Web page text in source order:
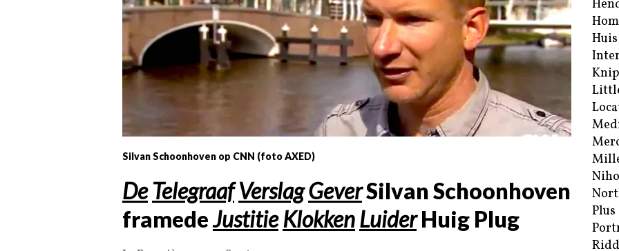
Silvan Schoonhoven op CNN (foto AXED)
De Telegraaf VerslagGeverSilvan Schoonhoven
framedeJustitie KlokkenLuiderHuig Plug
Plus